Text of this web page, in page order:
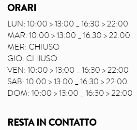
ORARI
LUN: 10:00 > 13:00 _ 16:30 > 22:00
MAR: 10:00 > 13:00 _ 16:30 > 22:00
MER: CHIUSO
GIO: CHIUSO
VEN: 10:00 > 13:00 _ 16:30 > 22:00
SAB: 10:00 > 13:00 _ 16:30 > 22:00
DOM: 10:00 > 13:00 _ 16:30 > 22:00
RESTA IN CONTATTO